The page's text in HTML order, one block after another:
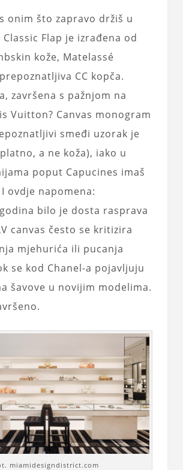
onim što zapravo držiš u
Flap je izrađena od
kože, Matelassé
CC kopča.
završena s pažnjom na
Vuitton? Canvas monogram
smeđi uzorak je
a ne koža), iako u
poput Capucines imaš
ovdje napomena:
bilo je dosta rasprava
canvas često se kritizira
mjehurića ili pucanja
se kod Chanel-a pojavljuju
šavove u novijim modelima.
miamidesigndistrict.com